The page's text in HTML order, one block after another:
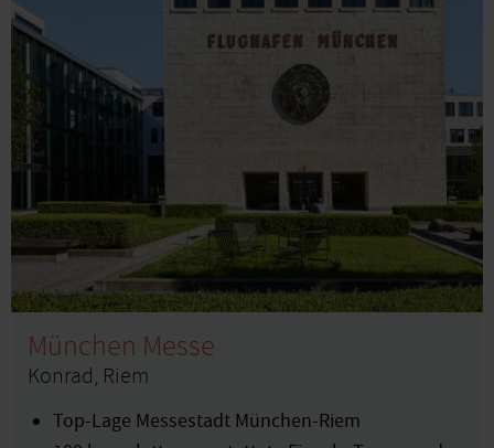
München Messe
Konrad, Riem
Top-Lage Messestadt München-Riem